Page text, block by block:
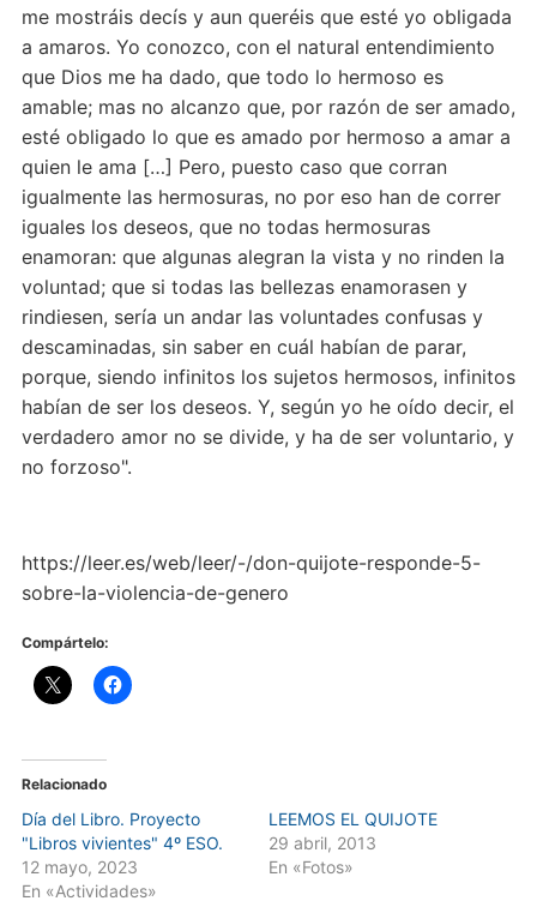
me mostráis decís y aun queréis que esté yo obligada
a amaros. Yo conozco, con el natural entendimiento
que Dios me ha dado, que todo lo hermoso es
amable; mas no alcanzo que, por razón de ser amado,
esté obligado lo que es amado por hermoso a amar a
quien le ama […] Pero, puesto caso que corran
igualmente las hermosuras, no por eso han de correr
iguales los deseos, que no todas hermosuras
enamoran: que algunas alegran la vista y no rinden la
voluntad; que si todas las bellezas enamorasen y
rindiesen, sería un andar las voluntades confusas y
descaminadas, sin saber en cuál habían de parar,
porque, siendo infinitos los sujetos hermosos, infinitos
habían de ser los deseos. Y, según yo he oído decir, el
verdadero amor no se divide, y ha de ser voluntario, y
no forzoso".
https://leer.es/web/leer/-/don-quijote-responde-5-
sobre-la-violencia-de-genero
Compártelo:
Relacionado
Día del Libro. Proyecto
"Libros vivientes" 4º ESO.
12 mayo, 2023
En «Actividades»
LEEMOS EL QUIJOTE
29 abril, 2013
En «Fotos»